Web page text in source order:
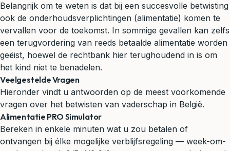
Belangrijk om te weten is dat bij een succesvolle betwisting
ook de onderhoudsverplichtingen (alimentatie) komen te
vervallen voor de toekomst. In sommige gevallen kan zelfs
een terugvordering van reeds betaalde alimentatie worden
geëist, hoewel de rechtbank hier terughoudend in is om
het kind niet te benadelen.
Veelgestelde Vragen
Hieronder vindt u antwoorden op de meest voorkomende
vragen over het betwisten van vaderschap in België.
Alimentatie PRO Simulator
Bereken in enkele minuten wat u zou betalen of
ontvangen bij élke mogelijke verblijfsregeling — week-om-